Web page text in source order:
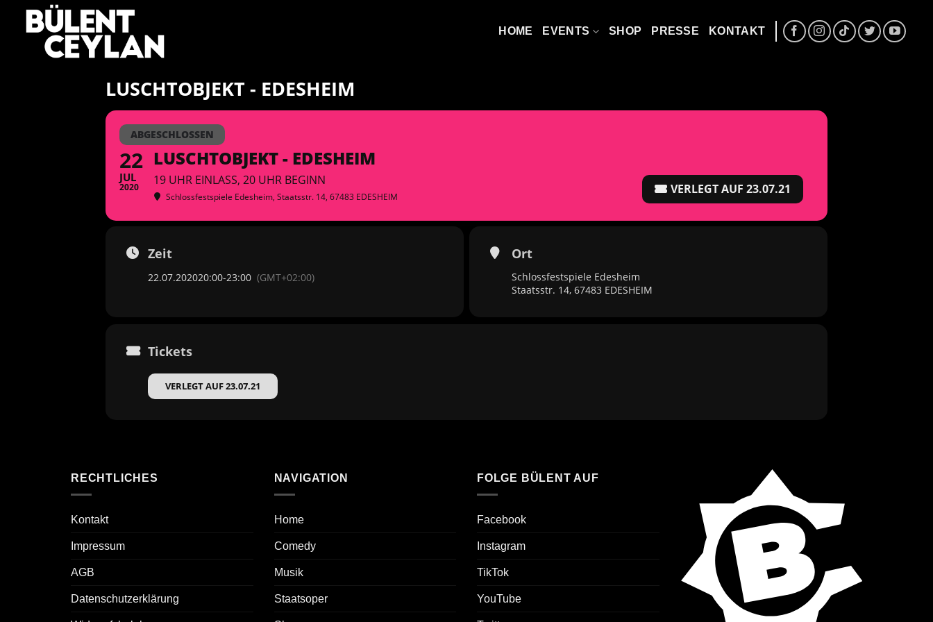
Zum
Inhalt
springen
HOME EVENTS SHOP PRESSE KONTAKT
LUSCHTOBJEKT - EDESHEIM
ABGESCHLOSSEN
22
JUL
2020
LUSCHTOBJEKT - EDESHEIM
19 UHR EINLASS, 20 UHR BEGINN
Schlossfestspiele Edesheim, Staatsstr. 14, 67483 EDESHEIM
VERLEGT AUF 23.07.21
Zeit
22.07.202020:00-23:00 (GMT+02:00)
Ort
Schlossfestspiele Edesheim
Staatsstr. 14, 67483 EDESHEIM
Tickets
VERLEGT AUF 23.07.21
RECHTLICHES
Kontakt
Impressum
AGB
Datenschutzerklärung
NAVIGATION
Home
Comedy
Musik
Staatsoper
FOLGE BÜLENT AUF
Facebook
Instagram
TikTok
YouTube